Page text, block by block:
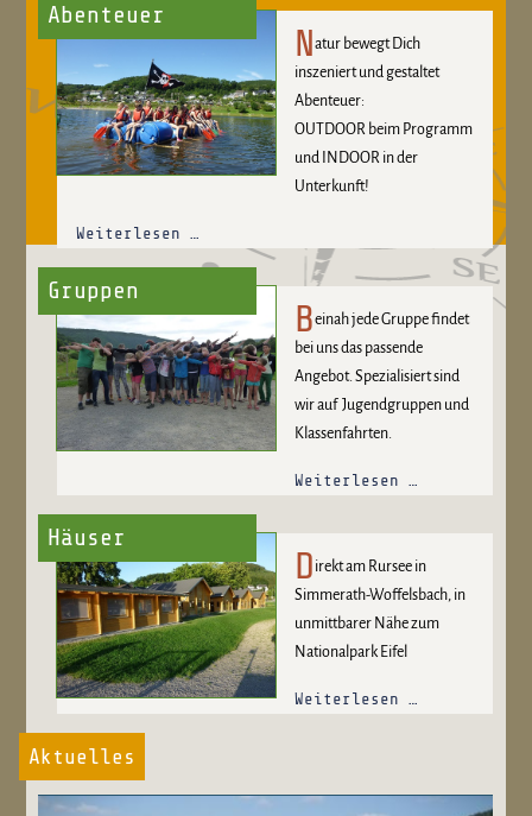
Abenteuer
Natur bewegt Dich
inszeniert und gestaltet
Abenteuer:
OUTDOOR beim Programm
und INDOOR in der
Unterkunft!
Weiterlesen …
Gruppen
Beinah jede Gruppe findet
bei uns das passende
Angebot. Spezialisiert sind
wir auf Jugendgruppen und
Klassenfahrten.
Weiterlesen …
Häuser
D irekt am Rursee in
Simmerath-Woffelsbach, in
unmittbarer Nähe zum
Nationalpark Eifel
Weiterlesen …
Aktuelles